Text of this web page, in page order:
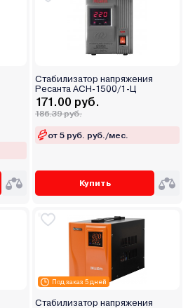
Стабилизатор напряжения
Ресанта АСН-1500/1-Ц
171.00 руб.
186.39 руб.
от 5 руб. руб./мес.
Купить
Под заказ 5 дней
Стабилизатор напряжения